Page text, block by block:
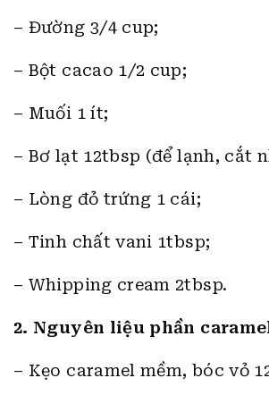
– Đường 3/4 cup;
– Bột cacao 1/2 cup;
– Muối 1 ít;
– Bơ lạt 12tbsp (để lạnh, cắt
– Lòng đỏ trứng 1 cái;
– Tinh chất vani 1tbsp;
– Whipping cream 2tbsp.
2. Nguyên liệu phần
– Kẹo caramel mềm, bóc vỏ